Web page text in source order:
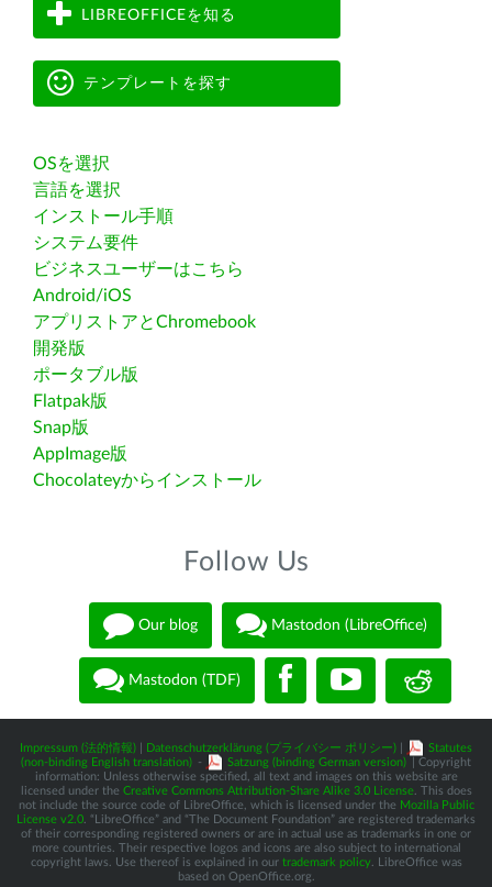
LIBREOFFICEを知る
テンプレートを探す
OSを選択
言語を選択
インストール手順
システム要件
ビジネスユーザーはこちら
Android/iOS
アプリストアとChromebook
開発版
ポータブル版
Flatpak版
Snap版
AppImage版
Chocolateyからインストール
Follow Us
Our blog Mastodon (LibreOffice)
Mastodon (TDF)
Impressum (法的情報) Datenschutzerklärung (プライバシー ポリシー)
Statutes
(non-binding English translation) - Satzung (binding German version)
| Copyright
information: Unless otherwise specified, all text and images on this website are
licensed under the Creative Commons Attribution-Share Alike 3.0 License. This does
not include the source code of LibreOffice, which is licensed under the Mozilla Public
License v2.0 . “LibreOffice” and “The Document Foundation” are registered trademarks
of their corresponding registered owners or are in actual use as trademarks in one or
more countries. Their respective logos and icons are also subject to international
copyright laws. Use thereof is explained in our trademark policy. LibreOffice was
based on OpenOffice.org.